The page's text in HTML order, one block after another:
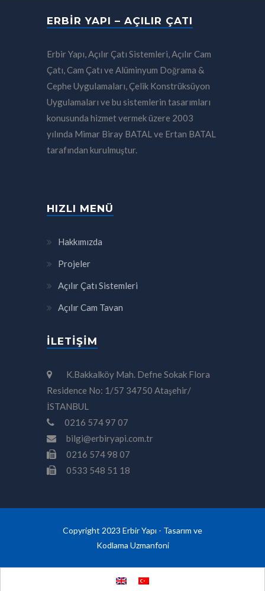
ERBIR YAPI – AÇILIR ÇATI
Erbir Yapı, Açılır Çatı Sistemleri, Açılır Cam
Çatı, Cam Çatı ve Alüminyum Doğrama &
Cephe Uygulamaları, Çelik Konstrüksüyon
Uygulamaları ve bu sistemlerin tasarımları
konusunda hizmet vermek üzere 2003
yılında Mimar Biray BATAL ve Ertan BATAL
tarafından kurulmuştur.
HIZLI MENÜ
Hakkımızda
Projeler
Açılır Çatı Sistemleri
Açılır Cam Tavan
İLETIŞIM
K.Bakkalköy Mah. Defne Sokak Flora
Residence No: 1/57 34750 Ataşehir/
İSTANBUL
0216 574 97 07
bilgi@erbiryapi.com.tr
0216 574 98 07
0533 548 51 18
Copyright 2023 Erbir Yapı - Tasarım ve
Kodlama Uzmanfoni